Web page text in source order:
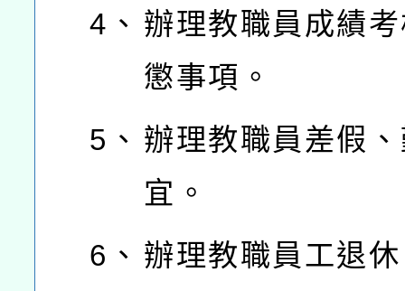
4、 辦理教職員成績
懲事項。
5、 辦理教職員差假
宜。
6、 辦理教職員工退